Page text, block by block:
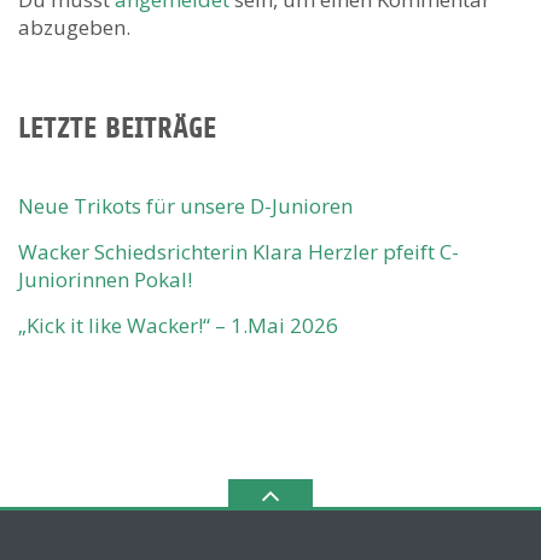
abzugeben.
LETZTE BEITRÄGE
Neue Trikots für unsere D-Junioren
Wacker Schiedsrichterin Klara Herzler pfeift C-
Juniorinnen Pokal!
„Kick it like Wacker!“ – 1.Mai 2026